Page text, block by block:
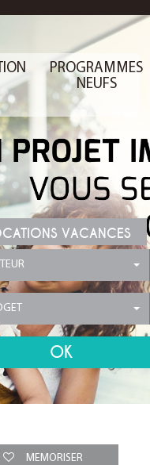
PROGRAMMES
NEUFS
VACANCES
MEMORISER